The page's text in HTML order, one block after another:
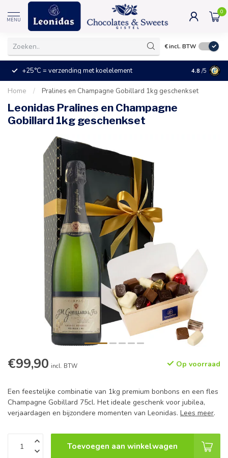
MENU
0
€incl. BTW
+25°C = verzending met koelelement Kleine
4.8 /5
Home / Pralines en Champagne Gobillard 1kg geschenkset
Leonidas Pralines en Champagne
Gobillard 1kg geschenkset
€99,90 incl. BTW Op voorraad
Een feestelijke combinatie van 1kg premium bonbons en een fles
Champagne Gobillard 75cl. Het ideale geschenk voor jubilea,
verjaardagen en bijzondere momenten van Leonidas. Lees meer.
Toevoegen aan winkelwagen